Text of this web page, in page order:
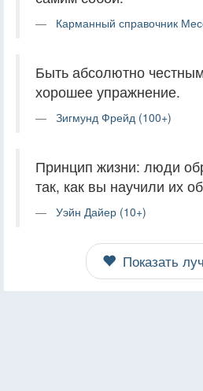
Карманный справочник
Быть абсолютно
хорошее упражнение.
Зигмунд Фрейд (100+)
Принцип жизни: люди
так, как вы научили их
Уэйн Дайер (10+)
Показать